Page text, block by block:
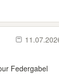
Federgabel